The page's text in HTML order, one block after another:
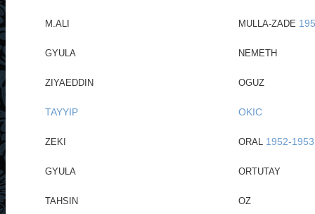
M.ALI MULLA-ZADE
GYULA NEMETH
ZIYAEDDIN OGUZ
TAYYIP OKIC
ZEKI ORAL 1952-1953
GYULA ORTUTAY
TAHSIN OZ